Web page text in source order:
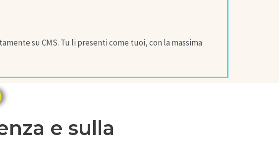
su CMS. Tu li presenti come tuoi, con la massima
e sulla